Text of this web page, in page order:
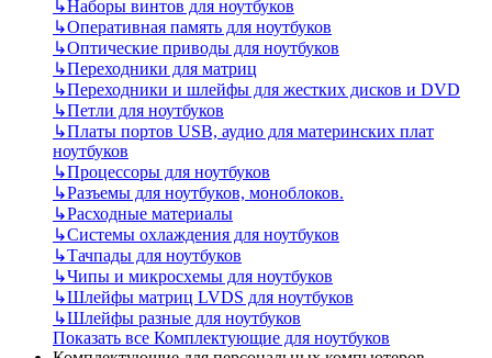
↳Наборы винтов для ноутбуков
↳Оперативная память для ноутбуков
↳Оптические приводы для ноутбуков
↳Переходники для матриц
↳Переходники и шлейфы для жестких дисков и DVD
↳Петли для ноутбуков
↳Платы портов USB, аудио для материнских плат
ноутбуков
↳Процессоры для ноутбуков
↳Разъемы для ноутбуков, моноблоков.
↳Расходные материалы
↳Системы охлаждения для ноутбуков
↳Тачпады для ноутбуков
↳Чипы и микросхемы для ноутбуков
↳Шлейфы матриц LVDS для ноутбуков
↳Шлейфы разные для ноутбуков
Показать все Комплектующие для ноутбуков